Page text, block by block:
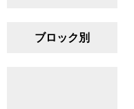
ブロック別